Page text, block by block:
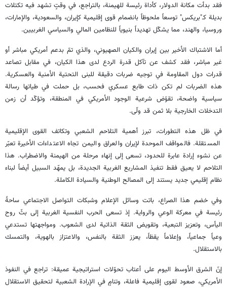
فقد بدأت مكانة الدولار، كأداة رئيسة للهيمنة، بالتراجع، في وقتٍ تشهد فيه تكتلات
بديلة كـ"بريكس" توسعاً ملحوظاً بانضمام قوى إقليمية كإيران، والسعودية، والإمارات،
وروسيا، والهند، مما يشكّل تهديداً بنيوياً للنظامين المالي والسياسي الغربيين.
أما الاشتباك الأخير بين إيران والكيان الصهيوني، والذي تمّ بدعم أمريكي مباشر أو
غير مباشر، فقد كشف عن تآكل قدرة الردع لدى هذا الكيان، في مقابل تصاعد
قدرات دول المقاومة في توجيه ضربات دقيقة للبنى التحتية الأمنية والعسكرية.
هذه الضربات لم تكن ذات طابع عسكري فحسب، بل حملت في طياتها رسالة
سياسية واضحة، تقوّض شرعية الوجود الأمريكي في المنطقة، وتؤكّد أن زمن
التدخلات الخارجية بلا ثمن قد ولّى.
في ظل هذه التطورات، تبرز أهمية التلاحم الشعبي وتكاتف القوى الإقليمية
المستقلة. فالمواقف الموحدة لإيران والعراق واليمن تجاه الاعتداءات الأخيرة تعبّر
عن نشوء إرادة عابرة للحدود، تسعى إلى إنهاء مرحلة من الهيمنة والاضطراب. هذا
التلاحم لا يعيق فقط تنفيذ المشاريع الغربية الجديدة، بل يمهّد السبيل أيضاً لبناء
نظام إقليمي جديد يستند إلى المصالح الوطنية والسيادة الكاملة.
وفي خضم هذا الصراع، باتت وسائل الإعلام وشبكات التواصل الاجتماعي ساحةً
رئيسة في معركة الوعي والرواية. إذ تسعى الحرب النفسية الغربية إلى بثّ روح
اليأس، وتعزيز التبعية، وتقويض الثقة الذاتية لدى الشعوب. ومواجهتها تستدعي
وعياً جماعياً، وإعلاماً يقظاً، يعزز الثقة بالنفس، والاعتزاز بالهوية، والتمسك
بالاستقلال.
إنّ الشرق الأوسط اليوم على أعتاب تحوّلات استراتيجية عميقة: تراجع في النفوذ
الأمريكي، صعود لقوى إقليمية فاعلة، وتنامٍ في الإرادة الشعبية لتحقيق الاستقلال